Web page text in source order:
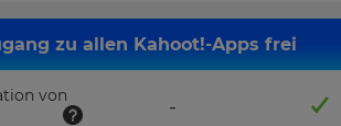
zu allen Kahoot!-Apps frei
von
-